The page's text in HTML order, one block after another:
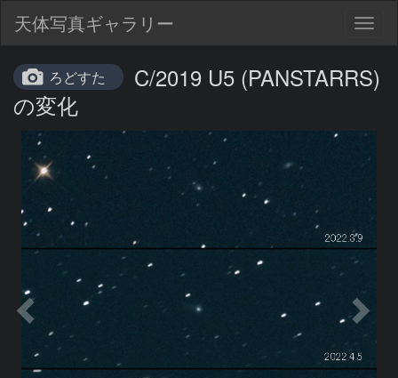
天体写真ギャラリー
ろどすた
C/2019 U5 (PANSTARRS)
の変化